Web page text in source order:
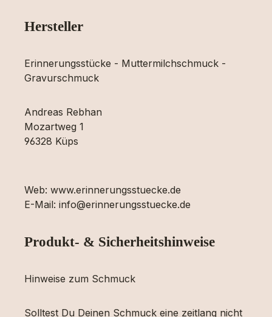
Hersteller
Erinnerungsstücke - Muttermilchschmuck -
Gravurschmuck
Andreas Rebhan
Mozartweg 1
96328 Küps
Web: www.erinnerungsstuecke.de
E-Mail: info@erinnerungsstuecke.de
Produkt- & Sicherheitshinweise
Hinweise zum Schmuck
Solltest Du Deinen Schmuck eine zeitlang nicht